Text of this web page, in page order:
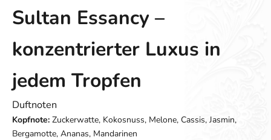
Sultan Essancy –
konzentrierter Luxus in
jedem Tropfen
Duftnoten
Kopfnote: Zuckerwatte, Kokosnuss, Melone, Cassis, Jasmin,
Bergamotte, Ananas, Mandarinen